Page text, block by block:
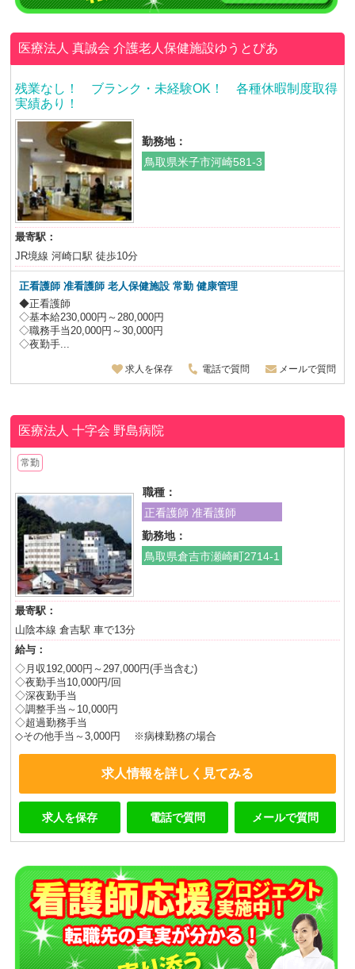
医療法人 真誠会介護老人保健施設ゆうとぴあ
残業なし！ ブランク・未経験OK！ 各種休暇制度取得
実績あり！
勤務地：
鳥取県米子市河崎581-3
最寄駅：
JR境線 河崎口駅 徒歩10分
正看護師 准看護師 老人保健施設 常勤 健康管理
◆正看護師
◇基本給230,000円～280,000円
◇職務手当20,000円～30,000円
◇夜勤手...
求人を保存 電話で質問 メールで質問
医療法人 十字会 野島病院
常勤
職種：
正看護師 准看護師
勤務地：
鳥取県倉吉市瀬崎町2714-1
最寄駅：
山陰本線 倉吉駅 車で13分
給与：
◇月収192,000円～297,000円(手当含む)
◇夜勤手当10,000円/回
◇深夜勤手当
◇調整手当～10,000円
◇超過勤務手当
◇その他手当～3,000円 ※病棟勤務の場合
求人情報を詳しく見てみる
求人を保存 電話で質問 メールで質問